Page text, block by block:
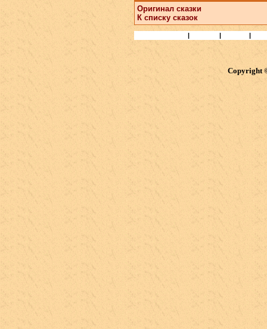
Оригинал сказки
К списку сказок
| | |
Copyright